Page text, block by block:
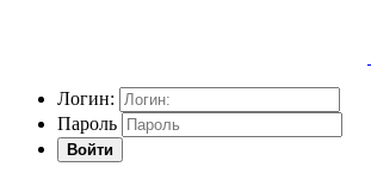
Логин:
Пароль
Войти